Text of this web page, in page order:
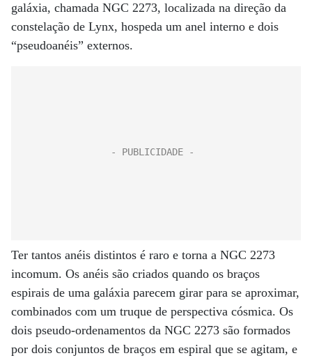
galáxia, chamada NGC 2273, localizada na direção da
constelação de Lynx, hospeda um anel interno e dois
“pseudoanéis” externos.
Ter tantos anéis distintos é raro e torna a NGC 2273
incomum. Os anéis são criados quando os braços
espirais de uma galáxia parecem girar para se aproximar,
combinados com um truque de perspectiva cósmica. Os
dois pseudo-ordenamentos da NGC 2273 são formados
por dois conjuntos de braços em espiral que se agitam, e